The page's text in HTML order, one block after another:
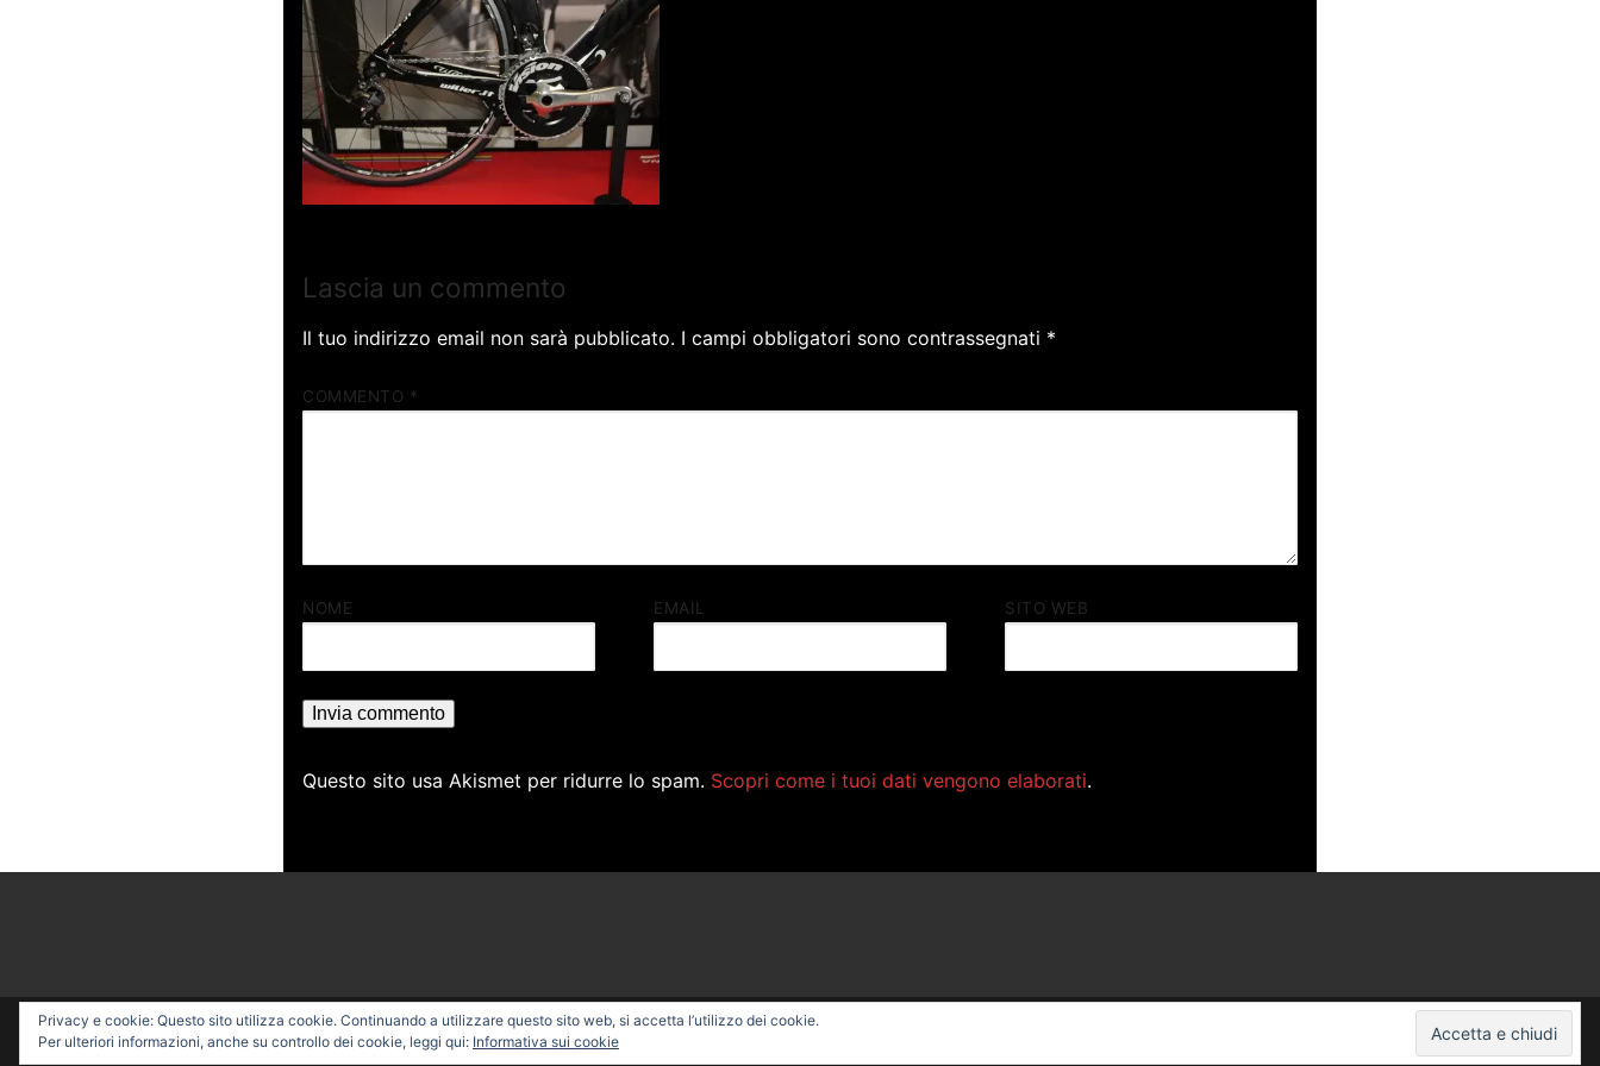
Lascia un commento
Il tuo indirizzo email non sarà pubblicato. I campi obbligatori sono contrassegnati *
COMMENTO *
NOME EMAIL SITO WEB
Questo sito usa Akismet per ridurre lo spam. Scopri come i tuoi dati vengono elaborati.
Copyright © 2026 PROFESSIONAL BIKE – Powered by
Privacy e cookie: Questo sito utilizza cookie. Continuando a utilizzare questo sito web, si accetta l’utilizzo dei cookie.
Per ulteriori informazioni, anche su controllo dei cookie, leggi qui: Informativa sui cookie